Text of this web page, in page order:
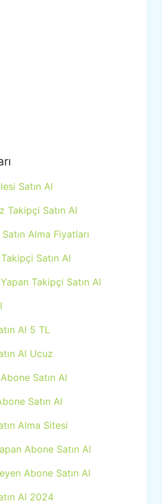
Satın Al
Takipçi Satın Al
Alma Fiyatları
Satın Al
Takipçi Satın Al
Al 5 TL
Al Ucuz
Satın Al
Satın Al
Alma Sitesi
Abone Satın Al
Abone Satın Al
Al 2024